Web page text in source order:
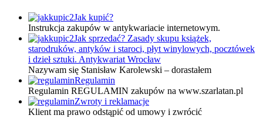
Jak kupić?
Instrukcja zakupów w antykwariacie internetowym.
Jak sprzedać? Zasady skupu książek,
starodruków, antyków i staroci, płyt winylowych, pocztówek
i dzieł sztuki. Antykwariat Wrocław
Nazywam się Stanisław Karolewski – dorastałem
Regulamin
Regulamin REGULAMIN zakupów na www.szarlatan.pl
Zwroty i reklamacje
Klient ma prawo odstąpić od umowy i zwrócić